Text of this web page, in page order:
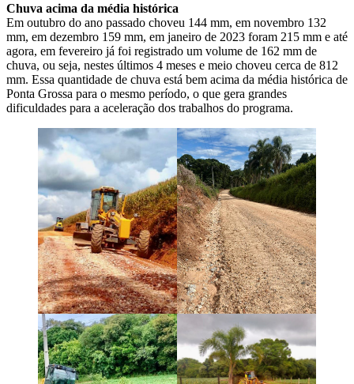
Chuva acima da média histórica
Em outubro do ano passado choveu 144 mm, em novembro 132
mm, em dezembro 159 mm, em janeiro de 2023 foram 215 mm e até
agora, em fevereiro já foi registrado um volume de 162 mm de
chuva, ou seja, nestes últimos 4 meses e meio choveu cerca de 812
mm. Essa quantidade de chuva está bem acima da média histórica de
Ponta Grossa para o mesmo período, o que gera grandes
dificuldades para a aceleração dos trabalhos do programa.